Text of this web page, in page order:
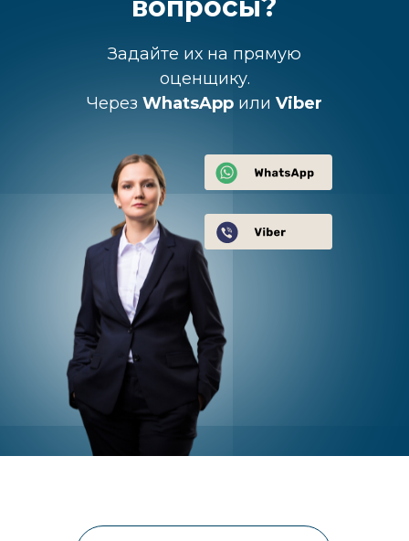
вопросы?
Задайте их на прямую
оценщику.
Через WhatsApp или Viber
С каждой оплаты
мы перечисляем 3%
в
Благотворительный
Фонд Константина
Хабенского